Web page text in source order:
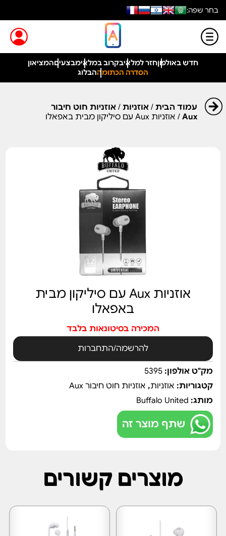
בחר שפה:
חדש באולפוןחזר למלאיבקרוב במלאימבצעיםהמציאון
הסדרה הכתומההבלוג
עמוד הבית/ אוזניות/ אוזניות חוט חיבור
Aux/ אוזניות Aux עם סיליקון מבית באפאלו
אוזניות Aux עם סיליקון מבית
באפאלו
המכירה בסיטונאות בלבד
להרשמה/התחברות
מק"ט אולפון:5395
קטגוריות: אוזניות, אוזניות חוט חיבור Aux
מותג: Buffalo United
שתף מוצר זה
מוצרים קשורים